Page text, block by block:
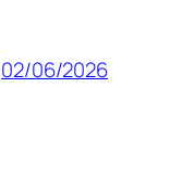
02/06/2026